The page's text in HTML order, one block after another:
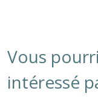
Vous
intéressé